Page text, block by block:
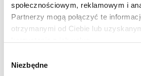
społecznościowym, reklamowym i
Partnerzy mogą połączyć te
otrzymanymi od Ciebie lub
zgody
Niezbędne